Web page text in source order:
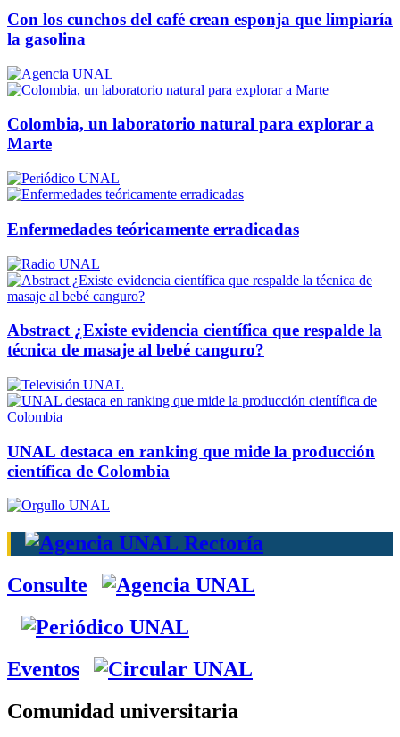
Con los cunchos del café crean esponja que limpiaría
la gasolina
Colombia, un laboratorio natural para explorar a
Marte
Enfermedades teóricamente erradicadas
Abstract ¿Existe evidencia científica que respalde la
técnica de masaje al bebé canguro?
UNAL destaca en ranking que mide la producción
científica de Colombia
Rectoría
Consulte
Eventos
Comunidad universitaria